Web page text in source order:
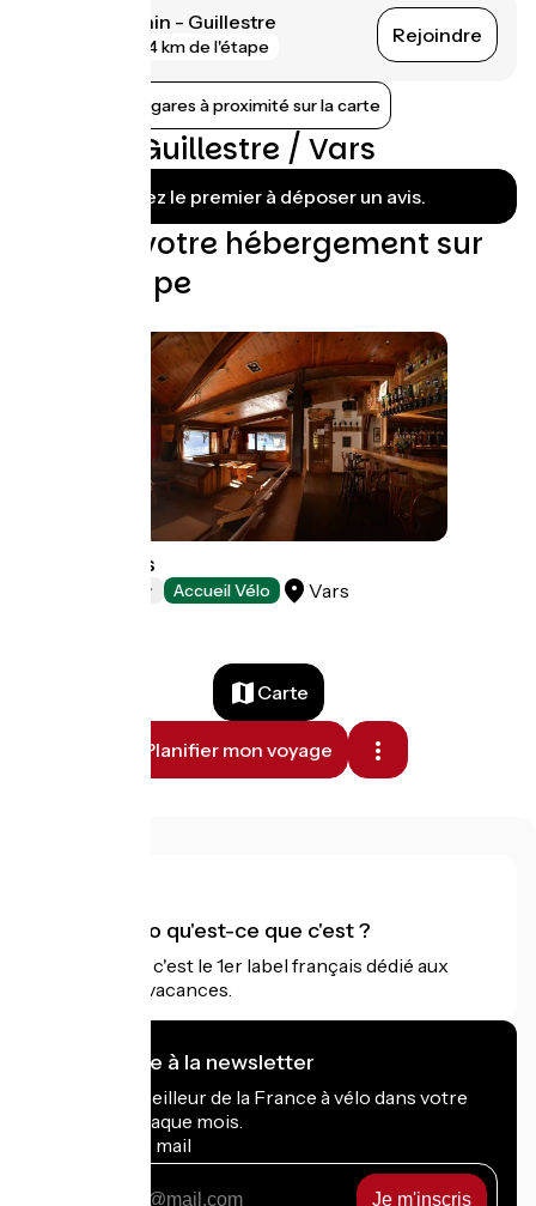
Mont-Dauphin - Guillestre
4 km de l'étape Rejoindre
Afficher les gares à proximité sur la carte
Avis sur Guillestre / Vars
Soyez le premier à déposer un avis.
Trouvez votre hébergement sur
cette étape
Les Escondus
Accueil Vélo Vars
Carte
Planifier mon voyage
Accueil Vélo qu'est-ce que c'est ?
Accueil Vélo c'est le 1er label français dédié aux
cyclistes en vacances.
Je m'abonne à la newsletter
Recevez le meilleur de la France à vélo dans votre
boîte mail chaque mois.
Mon adresse mail